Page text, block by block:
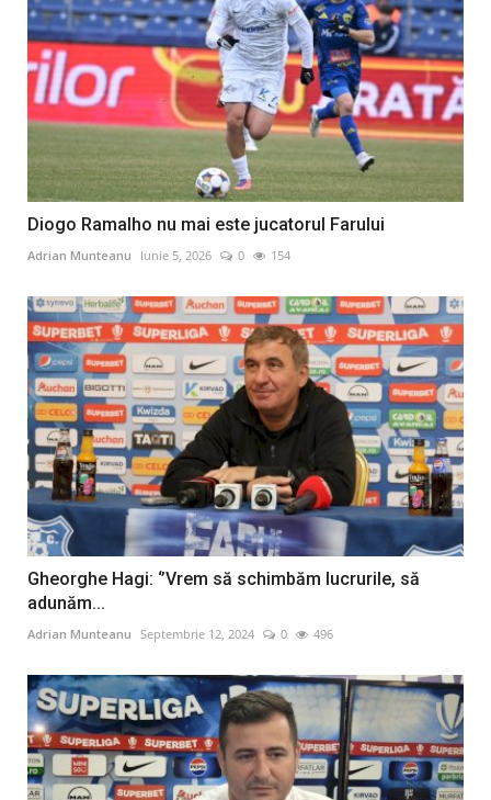
Diogo Ramalho nu mai este jucatorul Farului
Adrian Munteanu Iunie 5, 2026 0 154
Gheorghe Hagi: ‘’Vrem să schimbăm lucrurile, să
adunăm...
Adrian Munteanu Septembrie 12, 2024 0 496